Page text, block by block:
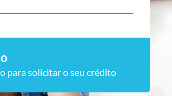
para solicitar o seu crédito